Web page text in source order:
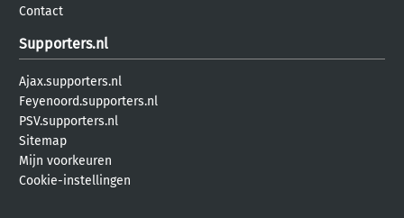
Contact
Supporters.nl
Ajax.supporters.nl
Feyenoord.supporters.nl
PSV.supporters.nl
Sitemap
Mijn voorkeuren
Cookie-instellingen